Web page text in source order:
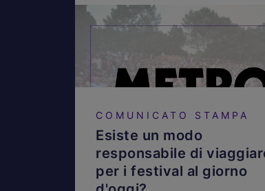
COMUNICATO STAMPA
Esiste un modo
responsabile di
per i festival al giorno